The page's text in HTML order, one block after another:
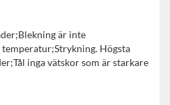
är inte
Högsta
inga vätskor som är starkare